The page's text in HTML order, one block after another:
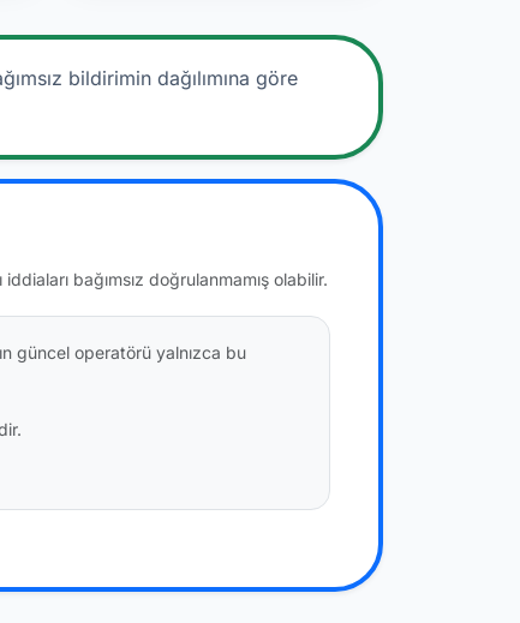
bildirimin dağılımına göre
iddiaları bağımsız doğrulanmamış olabilir.
güncel operatörü yalnızca bu